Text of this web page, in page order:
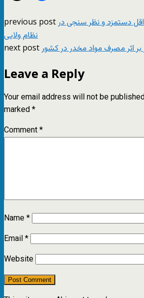
previous post دستمزد و نظر سنجی در
نظام ولایی
next post
Leave a Reply
Your email address will not be
marked*
Comment*
Name*
Email*
Website